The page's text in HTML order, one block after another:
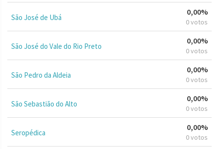
São José de Ubá
0,00%
0 votos
São José do Vale do Rio Preto
0,00%
0 votos
São Pedro da Aldeia
0,00%
0 votos
São Sebastião do Alto
0,00%
0 votos
Seropédica
0,00%
0 votos